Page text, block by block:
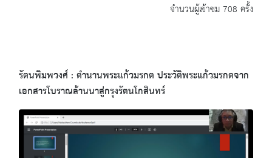
จำนวนผู้เข้าชม 708 ครั้ง
รัตนพิมพวงศ์ : ตำนานพระแก้วมรกต ประวัติพระแก้วมรกตจาก
เอกสารโบราณล้านนาสู่กรุงรัตนโกสินทร์